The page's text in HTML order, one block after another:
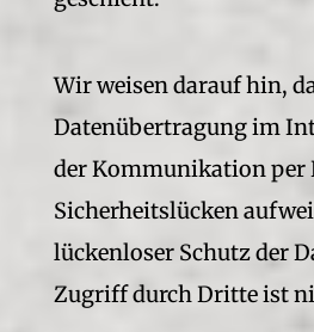
Wir weisen darauf hin,
Datenübertragung im
der Kommunikation per
Sicherheitslücken
lückenloser Schutz der
Zugriff durch Dritte ist